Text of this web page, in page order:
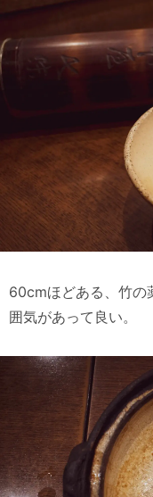
60cmほどある、竹の
囲気があって良い。